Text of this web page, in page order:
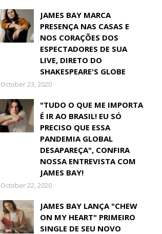
JAMES BAY MARCA
PRESENÇA NAS CASAS E
NOS CORAÇÕES DOS
ESPECTADORES DE SUA
LIVE, DIRETO DO
SHAKESPEARE'S GLOBE
October 23, 2020
"TUDO O QUE ME IMPORTA
É IR AO BRASIL! EU SÓ
PRECISO QUE ESSA
PANDEMIA GLOBAL
DESAPAREÇA", CONFIRA
NOSSA ENTREVISTA COM
JAMES BAY!
October 22, 2020
JAMES BAY LANÇA "CHEW
ON MY HEART" PRIMEIRO
SINGLE DE SEU NOVO